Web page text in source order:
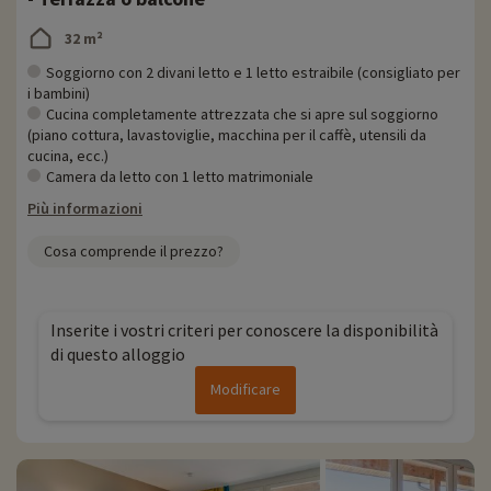
32 m²
Soggiorno con 2 divani letto e 1 letto estraibile (consigliato per
i bambini)
Cucina completamente attrezzata che si apre sul soggiorno
(piano cottura, lavastoviglie, macchina per il caffè, utensili da
cucina, ecc.)
Camera da letto con 1 letto matrimoniale
Più informazioni
Cosa comprende il prezzo?
Inserite i vostri criteri per conoscere la disponibilità
di questo alloggio
Modificare